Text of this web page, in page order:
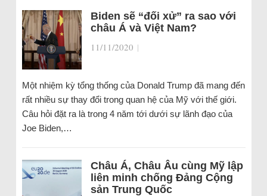
Biden sẽ “đối xử” ra sao với
châu Á và Việt Nam?
11/11/2020 |
Một nhiệm kỳ tổng thống của Donald Trump đã mang đến
rất nhiều sự thay đổi trong quan hệ của Mỹ với thế giới.
Câu hỏi đặt ra là trong 4 năm tới dưới sự lãnh đạo của
Joe Biden,…
Châu Á, Châu Âu cùng Mỹ lập
liên minh chống Đảng Cộng
sản Trung Quốc